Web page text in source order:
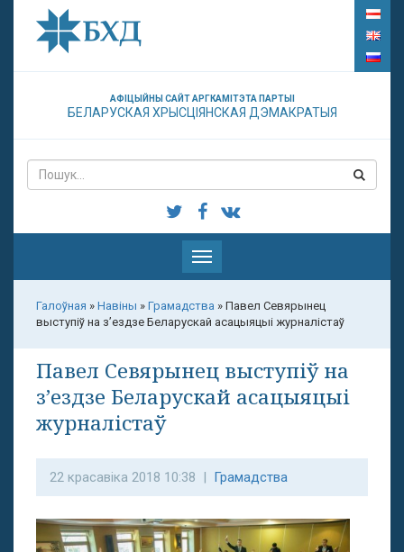
АФІЦЫЙНЫ САЙТ АРГКАМІТЭТА ПАРТЫІ
БЕЛАРУСКАЯ ХРЫСЦІЯНСКАЯ ДЭМАКРАТЫЯ
Паказаць
меню
Галоўная » Навіны » Грамадства » Павел Севярынец
выступіў на з’ездзе Беларускай асацыяцыі журналістаў
Павел Севярынец выступіў на
з’ездзе Беларускай асацыяцыі
журналістаў
22 красавіка 2018 10:38 | Грамадства